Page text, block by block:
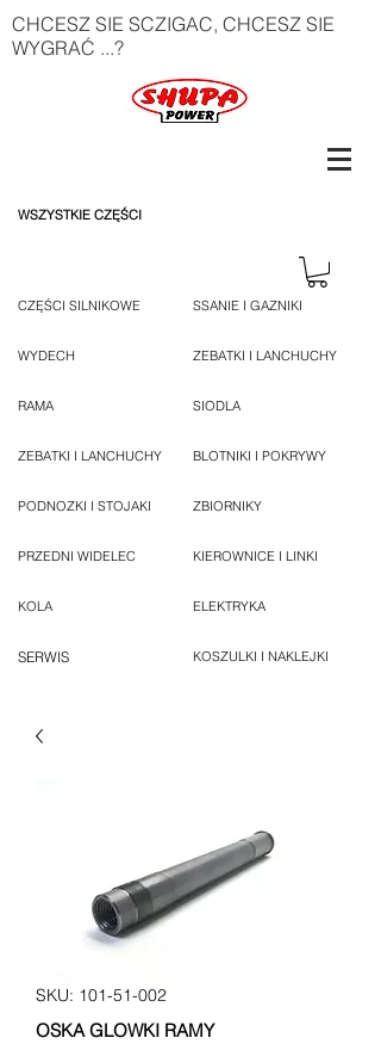
CHCESZ SIE SCZIGAC, CHCESZ SIE
WYGRAĆ ...?
WSZYSTKIE CZĘŚCI
CZĘŚCI SILNIKOWE
WYDECH
RAMA
ZEBATKI I LANCHUCHY
PODNOZKI I STOJAKI
PRZEDNI WIDELEC
KOLA
SERWIS
SSANIE I GAZNIKI
ZEBATKI I LANCHUCHY
SIODLA
BLOTNIKI I POKRYWY
ZBIORNIKY
KIEROWNICE I LINKI
ELEKTRYKA
KOSZULKI I NAKLEJKI
SKU: 101-51-002
OSKA GLOWKI RAMY